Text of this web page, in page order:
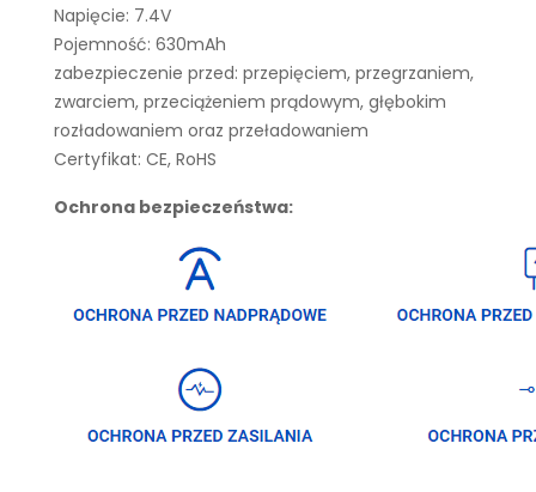
Napięcie: 7.4V
Pojemność: 630mAh
zabezpieczenie przed: przepięciem, przegrzaniem,
zwarciem, przeciążeniem prądowym, głębokim
rozładowaniem oraz przeładowaniem
Certyfikat: CE, RoHS
Ochrona bezpieczeństwa: